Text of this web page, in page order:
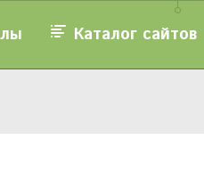
Каталог сайтов